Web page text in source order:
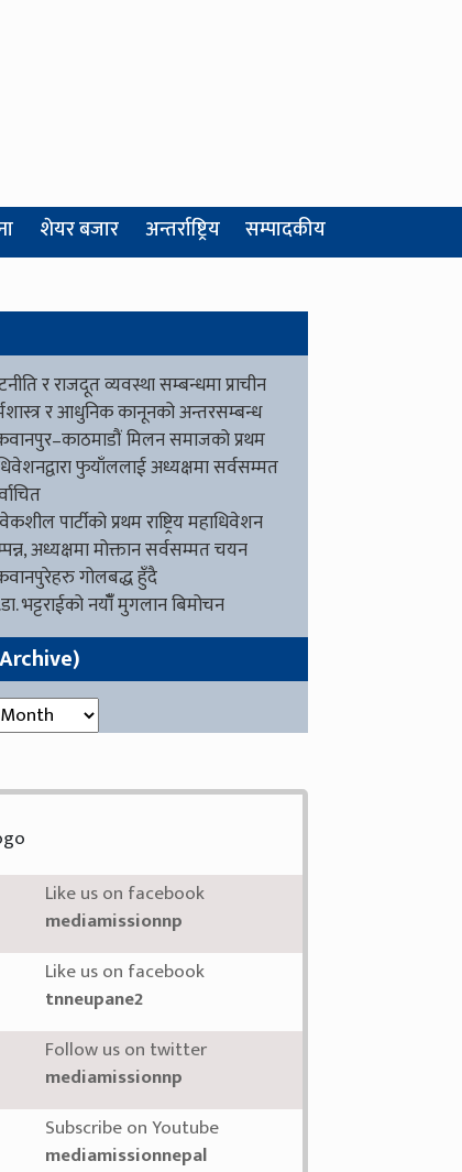
शेयर बजार अन्तर्राष्ट्रिय सम्पादकीय
र राजदूत व्यवस्था सम्बन्धमा प्राचीन
र आधुनिक कानूनको अन्तरसम्बन्ध
मिलन समाजको प्रथम
फुयाँललाई अध्यक्षमा सर्वसम्मत
पार्टीको प्रथम राष्ट्रिय महाधिवेशन
अध्यक्षमा मोक्तान सर्वसम्मत चयन
गोलबद्ध हुँदै
भट्टराईको नयाँँ मुगलान बिमोचन
Like us on facebook
mediamissionnp
Like us on facebook
tnneupane2
Follow us on twitter
mediamissionnp
Subscribe on Youtube
mediamissionnepal